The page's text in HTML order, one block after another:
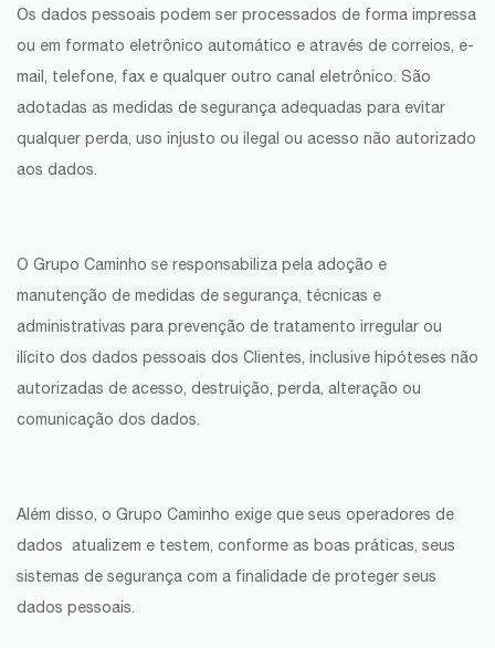
Os dados pessoais podem ser processados de forma impressa
ou em formato eletrônico automático e através de correios, e-
mail, telefone, fax e qualquer outro canal eletrônico. São
adotadas as medidas de segurança adequadas para evitar
qualquer perda, uso injusto ou ilegal ou acesso não autorizado
aos dados.
O Grupo Caminho se responsabiliza pela adoção e
manutenção de medidas de segurança, técnicas e
administrativas para prevenção de tratamento irregular ou
ilícito dos dados pessoais dos Clientes, inclusive hipóteses não
autorizadas de acesso, destruição, perda, alteração ou
comunicação dos dados.
Além disso, o Grupo Caminho exige que seus operadores de
dados atualizem e testem, conforme as boas práticas, seus
sistemas de segurança com a finalidade de proteger seus
dados pessoais.